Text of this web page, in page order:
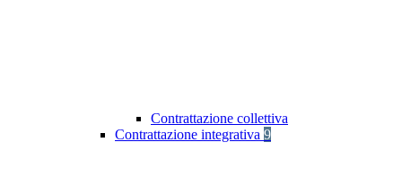
Contrattazione collettiva
Contrattazione integrativa 9